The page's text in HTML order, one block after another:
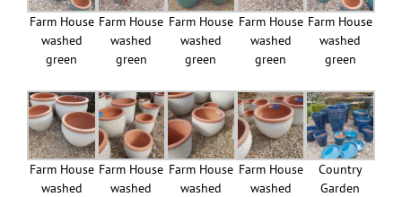
Farm House
washed
green
Farm House
washed
green
Farm House
washed
green
Farm House
washed
green
Farm House
washed
green
Farm House
washed
Farm House
washed
Farm House
washed
Farm House
washed
Country
Garden